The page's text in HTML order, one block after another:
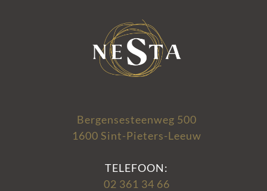
Bergensesteenweg 500
1600 Sint-Pieters-Leeuw
TELEFOON:
02 361 34 66